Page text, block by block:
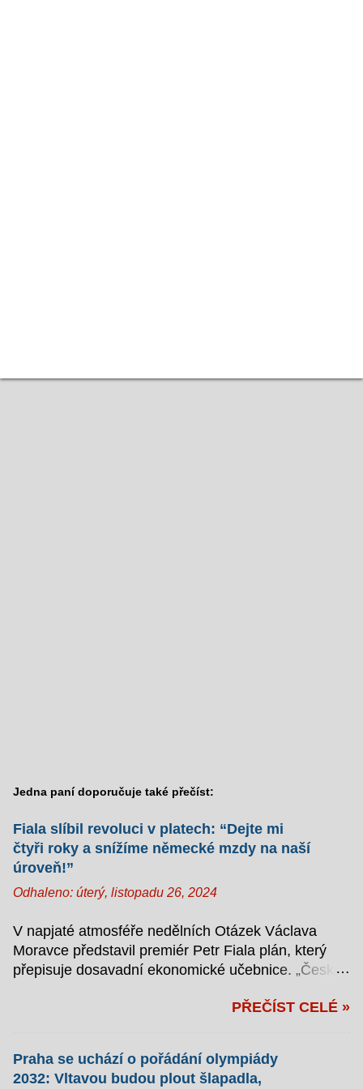
Jedna paní doporučuje také přečíst:
Fiala slíbil revoluci v platech: “Dejte mi
čtyři roky a snížíme německé mzdy na naší
úroveň!”
Odhaleno: úterý, listopadu 26, 2024
V napjaté atmosféře nedělních Otázek Václava
Moravce představil premiér Petr Fiala plán, který
přepisuje dosavadní ekonomické učebnice. „Česká
monolog s takovým zápalem, že se moderátor
studiu podrobně vysvětlil, jak hodlá přivést české
PŘEČÍST CELÉ »
Praha se uchází o pořádání olympiády
2032: Vltavou budou plout šlapadla,